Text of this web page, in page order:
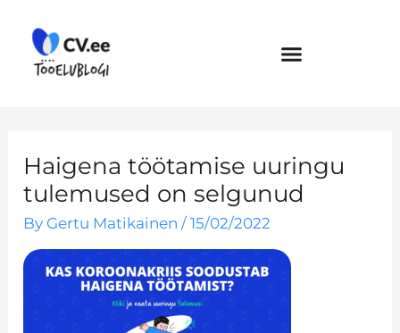
content
Haigena töötamise uuringu
tulemused on selgunud
By Gertu Matikainen/15/02/2022